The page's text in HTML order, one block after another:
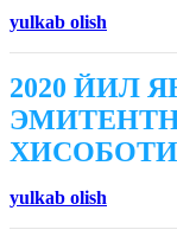
yulkab olish
2020 ЙИЛ
ХИСОБОТИ
yulkab olish